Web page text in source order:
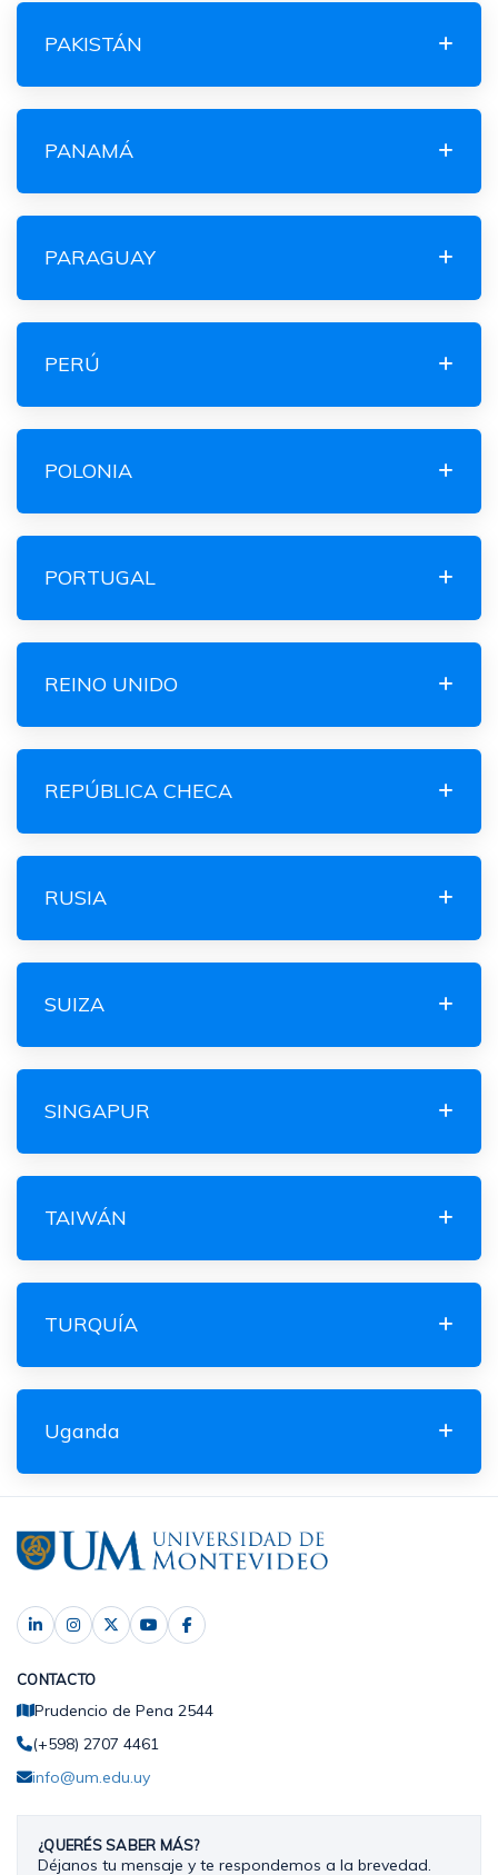
PAKISTÁN
PANAMÁ
PARAGUAY
PERÚ
POLONIA
PORTUGAL
REINO UNIDO
REPÚBLICA CHECA
RUSIA
SUIZA
SINGAPUR
TAIWÁN
TURQUÍA
Uganda
CONTACTO
Prudencio de Pena 2544
(+598) 2707 4461
info@um.edu.uy
¿QUERÉS SABER MÁS?
Déjanos tu mensaje y te respondemos a la brevedad.